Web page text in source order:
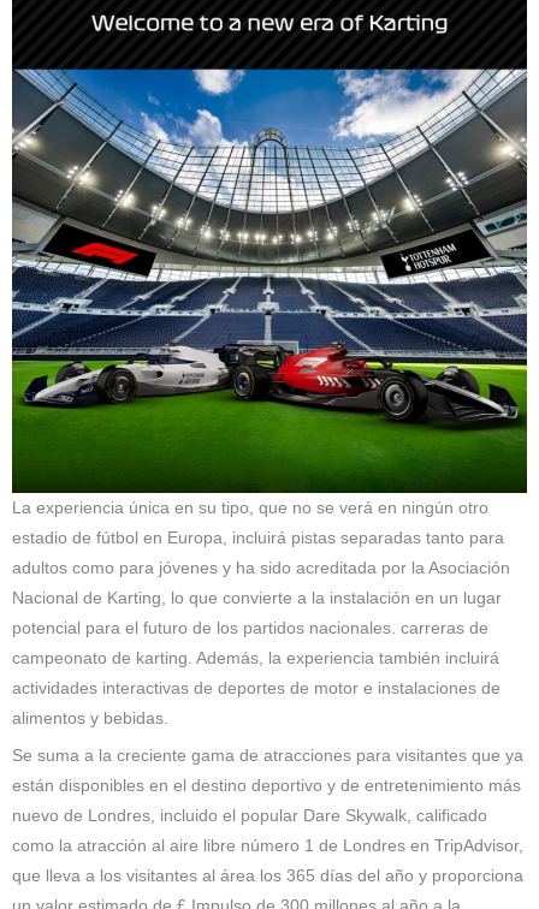
La experiencia única en su tipo, que no se verá en ningún otro
estadio de fútbol en Europa, incluirá pistas separadas tanto para
adultos como para jóvenes y ha sido acreditada por la Asociación
Nacional de Karting, lo que convierte a la instalación en un lugar
potencial para el futuro de los partidos nacionales. carreras de
campeonato de karting. Además, la experiencia también incluirá
actividades interactivas de deportes de motor e instalaciones de
alimentos y bebidas.
Se suma a la creciente gama de atracciones para visitantes que ya
están disponibles en el destino deportivo y de entretenimiento más
nuevo de Londres, incluido el popular Dare Skywalk, calificado
como la atracción al aire libre número 1 de Londres en TripAdvisor,
que lleva a los visitantes al área los 365 días del año y proporciona